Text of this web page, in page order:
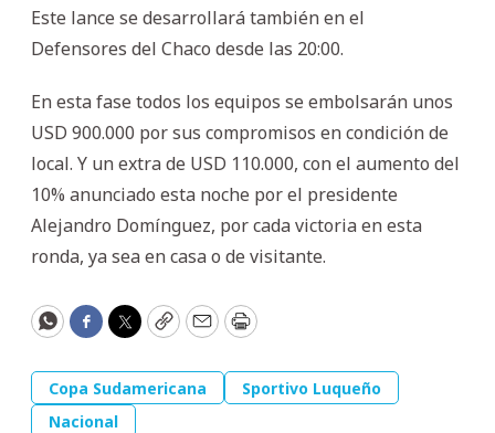
Este lance se desarrollará también en el
Defensores del Chaco desde las 20:00.
En esta fase todos los equipos se embolsarán unos
USD 900.000 por sus compromisos en condición de
local. Y un extra de USD 110.000, con el aumento del
10% anunciado esta noche por el presidente
Alejandro Domínguez, por cada victoria en esta
ronda, ya sea en casa o de visitante.
WhatsApp
Facebook
Twitter
CopyEmailPrint
Copa Sudamericana
Sportivo Luqueño
Nacional